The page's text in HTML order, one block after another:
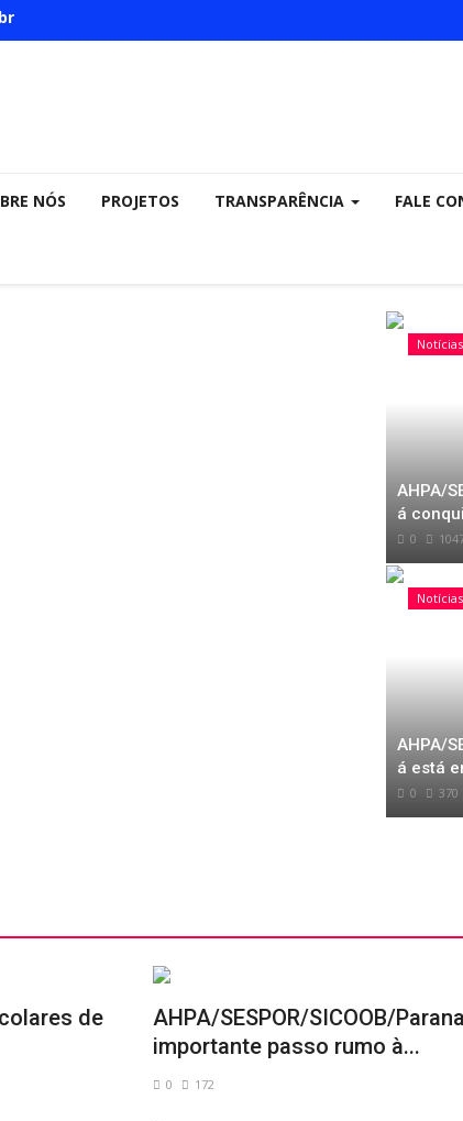
NÓS PROJETOS TRANSPARÊNCIA FALE
Notícias
AHPA/
á
0
Notícias
AHPA/
á está
0 370
de
AHPA/SESPOR/SICOOB/
importante passo rumo à...
0 172